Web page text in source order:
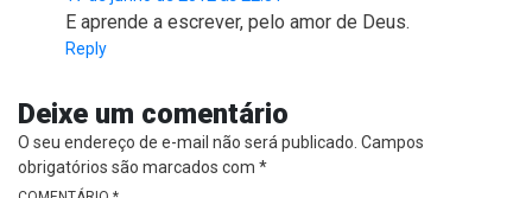
E aprende a escrever, pelo amor de Deus.
Reply
Deixe um comentário
O seu endereço de e-mail não será publicado. Campos
obrigatórios são marcados com *